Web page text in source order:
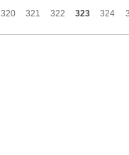
320 321 322 323 324